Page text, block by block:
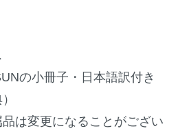
の小冊子・日本語訳付き
は変更になることがござい